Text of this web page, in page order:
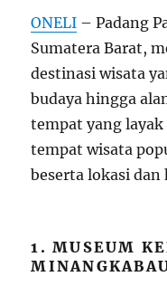
ONELI – Padang
Sumatera Barat,
destinasi wisata
budaya hingga
tempat yang
tempat wisata
beserta lokasi
1. MUSEUM